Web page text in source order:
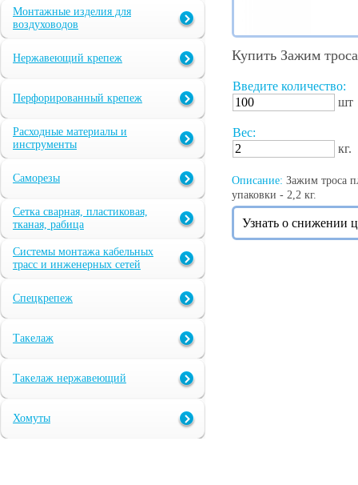
Монтажные изделия для
воздуховодов
Нержавеющий крепеж
Перфорированный крепеж
Расходные материалы и
инструменты
Саморезы
Сетка сварная, пластиковая,
тканая, рабица
Системы монтажа кабельных
трасс и инженерных сетей
Спецкрепеж
Такелаж
Такелаж нержавеющий
Хомуты
Купить Зажим
Введите количество:
шт
Вес:
кг.
Описание: Зажим троса
упаковки - 2,2 кг.
Узнать о снижении